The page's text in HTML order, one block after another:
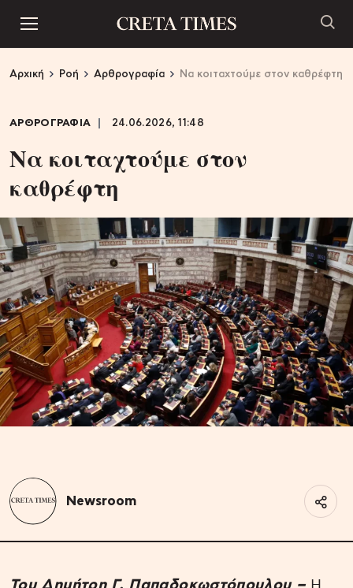
Αρχική Ροή Αρθρογραφία Να κοιταχτούμε στον καθρέφτη
ΑΡΘΡΟΓΡΑΦΙΑ 24.06.2026, 11:48
Να κοιταχτούμε στον
καθρέφτη
Newsroom